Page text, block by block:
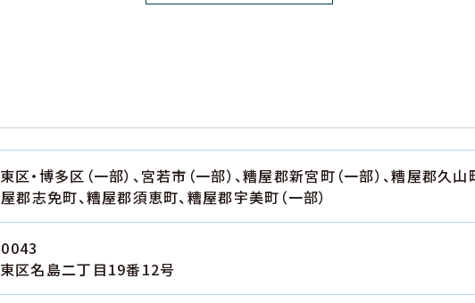
区・博多区（一部）、宮若市（一部）、糟屋郡新宮町（一部）、糟屋郡久
屋郡志免町、糟屋郡須恵町、糟屋郡宇美町（一部）
区名島二丁目19番12号